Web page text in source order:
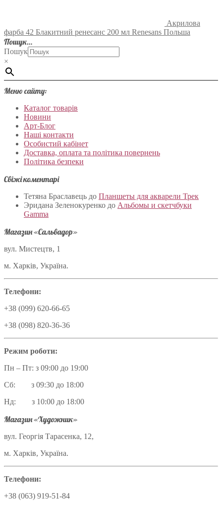
Акрилова
фарба 42 Блакитний ренесанс 200 мл Renesans Польша
Пошук…
Пошук
×
Меню сайту:
Каталог товарів
Новини
Арт-Блог
Наші контакти
Особистий кабінет
Доставка, оплата та політика повернень
Політика безпеки
Свіжі коментарі
Тетяна Браславець до Планшеты для акварели Трек
Эридана Зеленокуренко до Альбомы и скетчбуки
Gamma
Магазин «Сальвадор»
вул. Мистецтв, 1
м. Харків, Україна.
Телефони:
+38 (099) 620-66-65
+38 (098) 820-36-36
Режим роботи:
Пн – Пт: з 09:00 до 19:00
Сб: з 09:30 до 18:00
Нд: з 10:00 до 18:00
Магазин «Художник»
вул. Георгія Тарасенка, 12,
м. Харків, Україна.
Телефони:
+38 (063) 919-51-84